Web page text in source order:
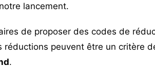
lancement.
de proposer des codes de
réductions peuvent être un critère
.